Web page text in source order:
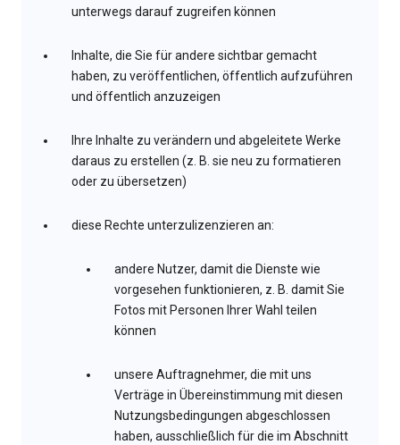
unterwegs darauf zugreifen können
Inhalte, die Sie für andere sichtbar gemacht
haben, zu veröffentlichen, öffentlich aufzuführen
und öffentlich anzuzeigen
Ihre Inhalte zu verändern und abgeleitete Werke
daraus zu erstellen (z. B. sie neu zu formatieren
oder zu übersetzen)
diese Rechte unterzulizenzieren an:
andere Nutzer, damit die Dienste wie
vorgesehen funktionieren, z. B. damit Sie
Fotos mit Personen Ihrer Wahl teilen
können
unsere Auftragnehmer, die mit uns
Verträge in Übereinstimmung mit diesen
Nutzungsbedingungen abgeschlossen
haben, ausschließlich für die im Abschnitt